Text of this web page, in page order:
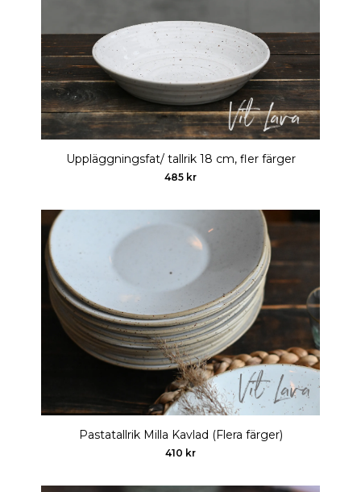
Uppläggningsfat/ tallrik 18 cm, fler färger
485 kr
Pastatallrik Milla Kavlad (Flera färger)
410 kr